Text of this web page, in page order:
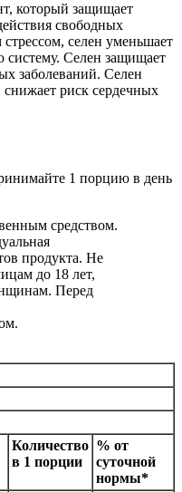
который защищает
свободных
селен уменьшает
систему. Селен защищает
заболеваний. Селен
риск сердечных
1 порцию в день
средством.
продукта. Не
до 18 лет,
Перед
Количество
в 1 порции
% от
суточной
нормы*